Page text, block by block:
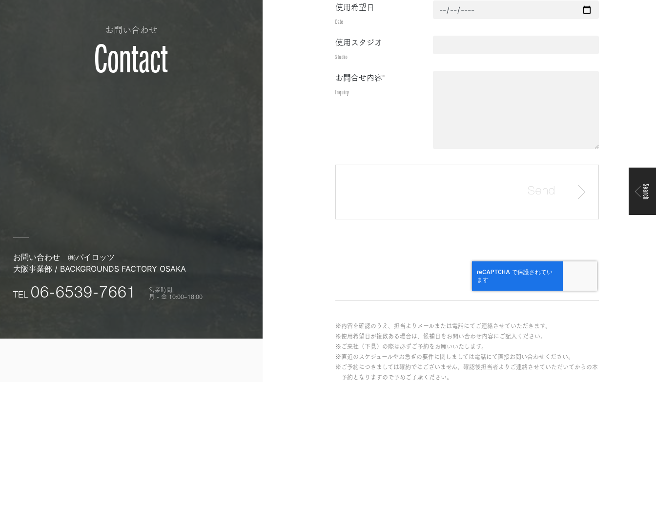
お問い合わせ
Contact
お問い合わせ
㈱パイロッツ
大阪事業部 / BACKGROUNDS FACTORY OSAKA
TEL 06-6539-7661 営業時間
月 - 金 10:00~18:00
使用希望日
Date
使用スタジオ
Studio
お問合せ内容*
Inquiry
※内容を確認のうえ、担当よりメールまたは電話にてご連絡させていただきます。
※使用希望日が複数ある場合は、候補日をお問い合わせ内容にご記入ください。
※ご来社（下見）の際は必ずご予約をお願いいたします。
※直近のスケジュールやお急ぎの要件に関しましては電話にて直接お問い合わせください。
※ご予約につきましては確約ではございません。確認後担当者よりご連絡させていただいてからの本
予約となりますので予めご了承ください。
Search